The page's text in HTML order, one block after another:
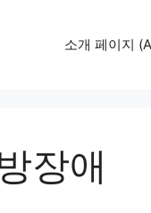
소개 페이지
장애